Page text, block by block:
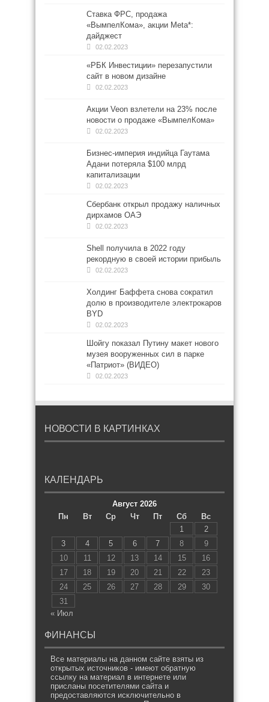
Ставка ФРС, продажа
«ВымпелКома», акции Meta*:
дайджест
02.02.2023
«РБК Инвестиции» перезапустили
сайт в новом дизайне
02.02.2023
Акции Veon взлетели на 23% после
новости о продаже «ВымпелКома»
02.02.2023
Бизнес-империя индийца Гаутама
Адани потеряла $100 млрд
капитализации
02.02.2023
Сбербанк открыл продажу наличных
дирхамов ОАЭ
02.02.2023
Shell получила в 2022 году
рекордную в своей истории прибыль
02.02.2023
Холдинг Баффета снова сократил
долю в производителе электрокаров
BYD
02.02.2023
Шойгу показал Путину макет нового
музея вооруженных сил в парке
«Патриот» (ВИДЕО)
02.02.2023
НОВОСТИ В КАРТИНКАХ
КАЛЕНДАРЬ
Август 2026
Пн
Вт Ср Чт Пт Сб
Вс
1
2
3
4 5 6 7 8
9
10
11 12 13 14 15
16
17
18 19 20 21 22
23
24
25 26 27 28 29
30
31
« Июл
ФИНАНСЫ
Все материалы на данном сайте взяты из
открытых источников - имеют обратную
ссылку на материал в интернете или
присланы посетителями сайта и
предоставляются исключительно в